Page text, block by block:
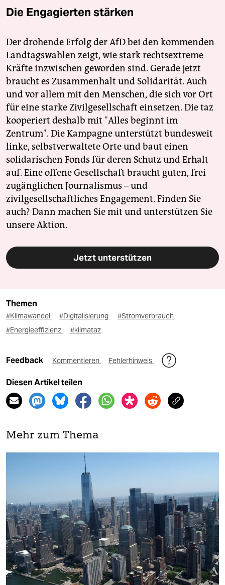
Die Engagierten stärken
Der drohende Erfolg der AfD bei den kommenden
Landtagswahlen zeigt, wie stark rechtsextreme
Kräfte inzwischen geworden sind. Gerade jetzt
braucht es Zusammenhalt und Solidarität. Auch
und vor allem mit den Menschen, die sich vor Ort
für eine starke Zivilgesellschaft einsetzen. Die taz
kooperiert deshalb mit "Alles beginnt im
Zentrum". Die Kampagne unterstützt bundesweit
linke, selbstverwaltete Orte und baut einen
solidarischen Fonds für deren Schutz und Erhalt
auf. Eine offene Gesellschaft braucht guten, frei
zugänglichen Journalismus – und
zivilgesellschaftliches Engagement. Finden Sie
auch? Dann machen Sie mit und unterstützen Sie
unsere Aktion.
Jetzt unterstützen
Themen
#Klimawandel #Digitalisierung
#Stromverbrauch
#Energieeffizienz
#klimataz
Feedback Kommentieren Fehlerhinweis
Diesen Artikel teilen
Mehr zum Thema